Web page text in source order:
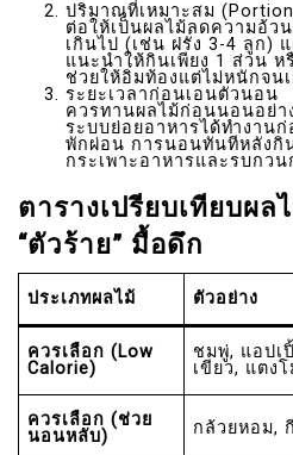
ปริมาณที่เหมาะสม
ต่อให้เป็นผลไม้ลดความอ้
เกินไป (เช่น ฝรั่ง 3-4 ลูก)
แนะนำให้กินเพียง 1 ส่วน
ช่วยให้อิ่มท้องแต่ไม่หนักจน
ระยะเวลาก่อนเอนตัวนอน
ควรทานผลไม้ก่อนนอนอย่า
ระบบย่อยอาหารได้ทำงาน
พักผ่อน การนอนทันทีหลังกิ
กระเพาะอาหารและรบกว
ตารางเปรียบเทียบผล
“ตัวร้าย” มื้อดึก
ประเภทผลไม้ ตัวอย่าง
ควรเลือก (Low
Calorie)
ชมพู่, แอปเ
เขียว, แตงโ
ควรเลือก (ช่วย
นอนหลับ)
กล้วยหอม,